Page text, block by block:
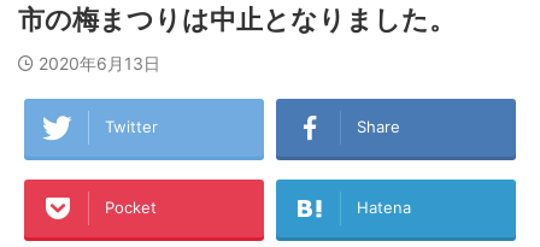
市の梅まつりは中止となりました。
2020年6月13日
Twitter Share
Pocket Hatena